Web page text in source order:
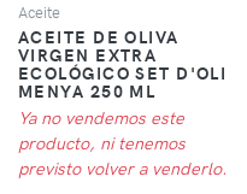
Aceite
ACEITE DE OLIVA
VIRGEN EXTRA
ECOLÓGICO SET D'OLI
MENYA 250 ML
Ya no vendemos este
producto, ni tenemos
previsto volver a venderlo.